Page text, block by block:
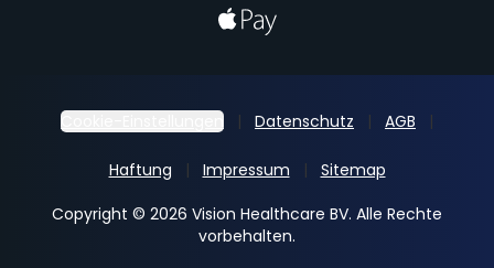
Cookie-Einstellungen Datenschutz AGB
Haftung Impressum
Sitemap
Copyright © 2026 Vision Healthcare BV. Alle Rechte
vorbehalten.